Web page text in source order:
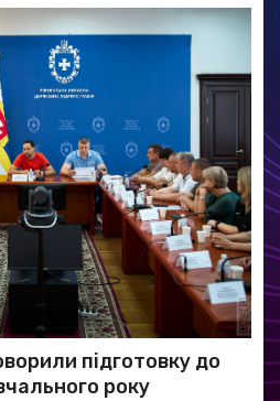
підготовку до
року